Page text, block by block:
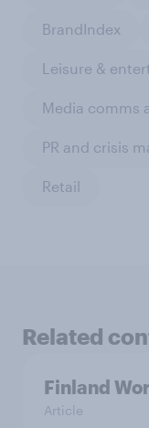
BrandIndex
Leisure &
Media comms
PR and crisis
Retail
Related
Finland
Article